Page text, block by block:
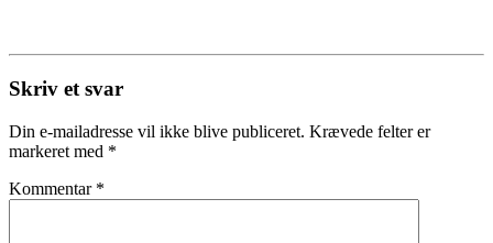
Skriv et svar
Din e-mailadresse vil ikke blive publiceret. Krævede felter er
markeret med *
Kommentar *